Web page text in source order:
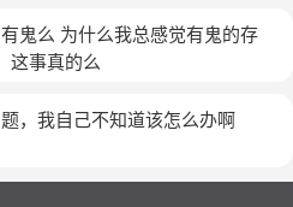
钱，我还给他还赌账，我心里面
来我就和他吵（我本来就是一个
会意识到自己的错误，等我回来
的结婚照。我们这几个月天天吵
的房子那里，我们在一起住在我
很大，家里什么都砸，可是我不
，发信息也是一样，我发好些
感觉好像不太爱搭理我似得，但
家蒙族买房，我是汉族，又不会
鬼么 为什么我总感觉有鬼的存
这事真的么
，我自己不知道该怎么办啊